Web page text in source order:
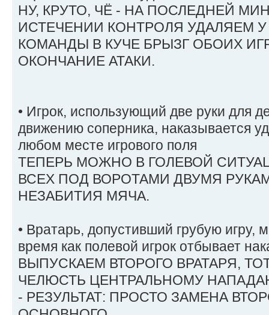
НУ, КРУТО, ЧЁ - НА ПОСЛЕДНЕЙ
ИСТЕЧЕНИИ КОНТРОЛЯ УДАЛЯЕМ
КОМАНДЫ В КУЧЕ БРЫЗГ ОБОИХ
ОКОНЧАНИЕ АТАКИ.
• Игрок, использующий две руки для
движению соперника, наказывается
любом месте игрового поля
ТЕПЕРЬ МОЖНО В ГОЛЕВОЙ
ВСЕХ ПОД ВОРОТАМИ ДВУМЯ
НЕЗАБИТИЯ МЯЧА.
• Вратарь, допустивший грубую игру,
время как полевой игрок отбывает
ВЫПУСКАЕМ ВТОРОГО ВРАТАРЯ,
ЧЕЛЮСТЬ ЦЕНТРАЛЬНОМУ
- РЕЗУЛЬТАТ: ПРОСТО ЗАМЕНА